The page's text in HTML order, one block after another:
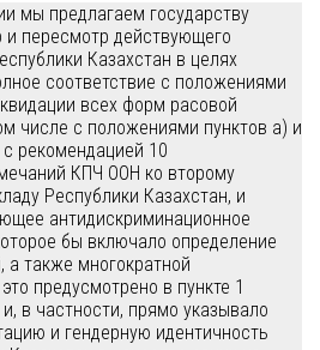
мы предлагаем государству
и пересмотр действующего
Казахстан в целях
соответствие с положениями
всех форм расовой
числе с положениями пунктов a) и
рекомендацией 10
КПЧ ООН ко второму
Республики Казахстан, и
антидискриминационное
бы включало определение
а также многократной
предусмотрено в пункте 1
в частности, прямо указывало
и гендерную идентичность